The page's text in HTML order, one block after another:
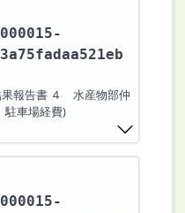
報告書 ４ 水産物部仲
駐車場経費)